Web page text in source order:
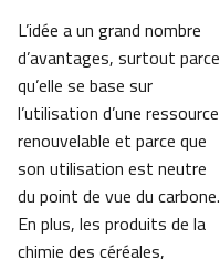
L’idée a un grand nombre
d’avantages, surtout parce
qu’elle se base sur
l’utilisation d’une ressource
renouvelable et parce que
son utilisation est neutre
du point de vue du carbone.
En plus, les produits de la
chimie des céréales,